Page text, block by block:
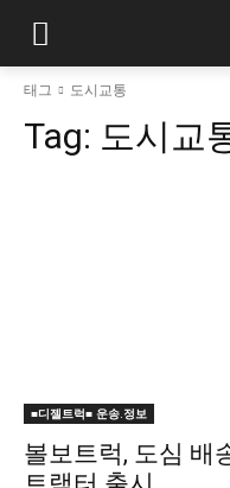
태그 도시교통
Tag: 도시교
■디젤트럭■ 운송.정보
볼보트럭, 도심 배